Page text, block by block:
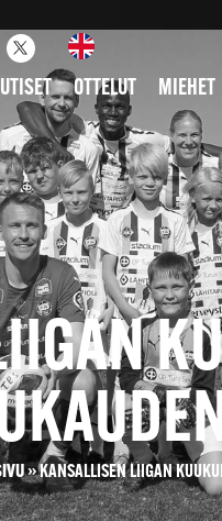
OTTELUT MIEHET
»KANSALLISEN LIIGAN